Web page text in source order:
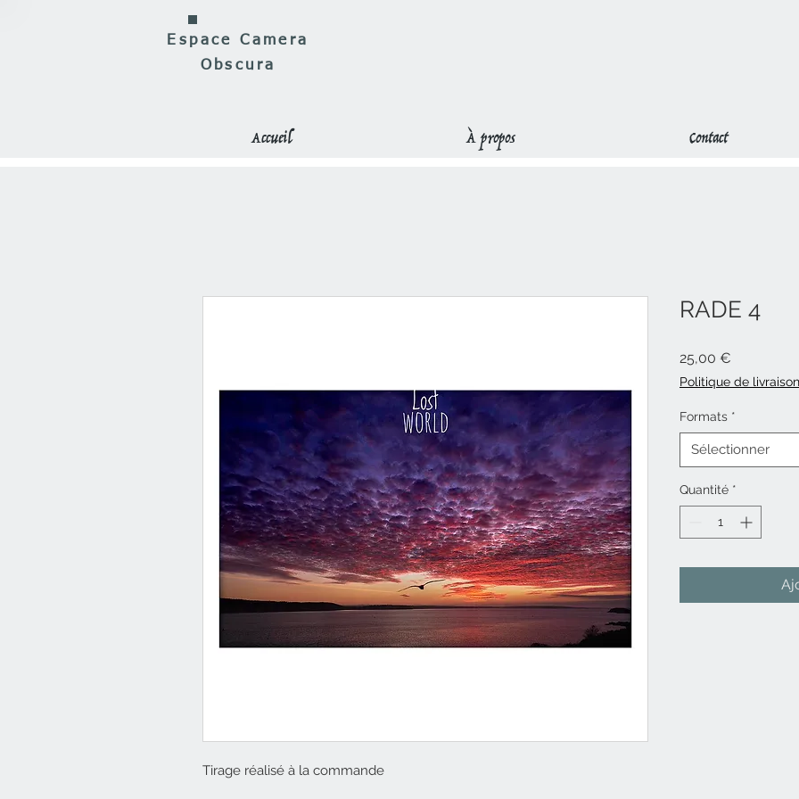
Espace Camera
Obscura
Accueil À propos Contact
Tirage réalisé à la commande
RADE 4
25,00 €
Politique de livraison
Formats *
Sélectionner
Quantité *